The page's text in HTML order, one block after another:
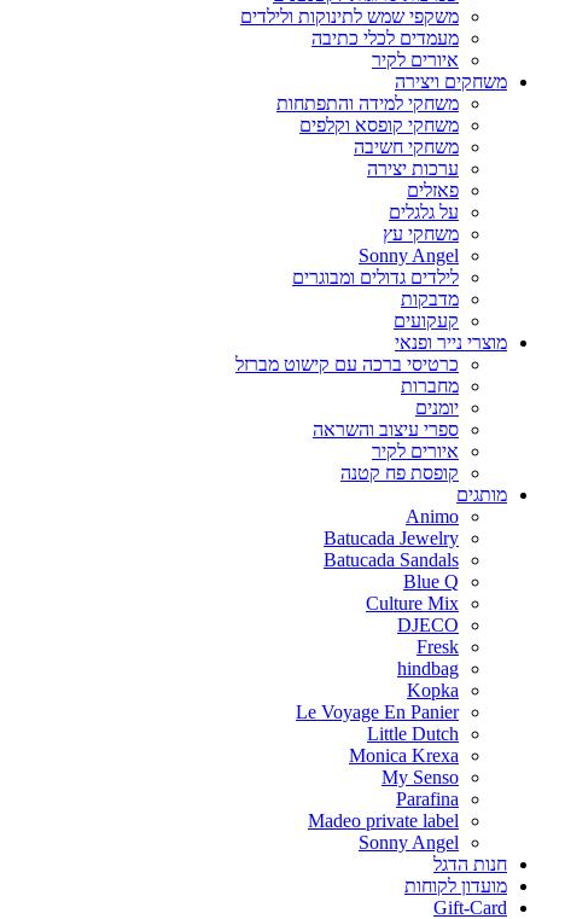
משקפי שמש לתינוקות ולילדים
מעמדים לכלי כתיבה
איורים לקיר
משחקים ויצירה
משחקי למידה והתפתחות
משחקי קופסא וקלפים
משחקי חשיבה
ערכות יצירה
פאזלים
על גלגלים
משחקי עץ
Sonny Angel
לילדים גדולים ומבוגרים
מדבקות
קעקועים
מוצרי נייר ופנאי
כרטיסי ברכה עם קישוט מברזל
מחברות
יומנים
ספרי עיצוב והשראה
איורים לקיר
קופסת פח קטנה
מותגים
Animo
Batucada Jewelry
Batucada Sandals
Blue Q
Culture Mix
DJECO
Fresk
hindbag
Kopka
Le Voyage En Panier
Little Dutch
Monica Krexa
My Senso
Parafina
Madeo private label
Sonny Angel
חנות הדגל
מועדון לקוחות
Gift-Card